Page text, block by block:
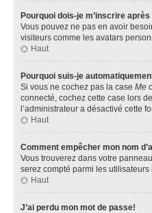
Pourquoi dois-je m’inscrire
Vous pouvez ne pas en avoir
visiteurs comme les avatars
Haut
Pourquoi suis-je
Si vous ne cochez pas la case Me
connecté, cochez cette case lors
l’administrateur a désactivé cette
Haut
Comment empêcher mon nom
Vous trouverez dans votre
serez compté parmi les utilisateurs
Haut
J’ai perdu mon mot de passe!